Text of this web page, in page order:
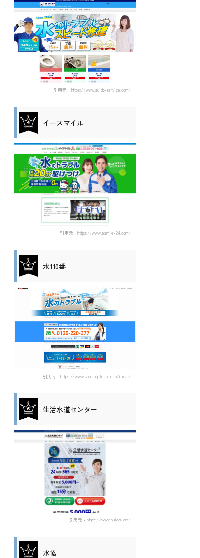
引用元：https://www.suido-service.com/
イースマイル
引用元：https://www.esmile-24.com/
水110番
引用元：https://www.sharing-tech.co.jp/mizu/
生活水道センター
引用元：https://www.suidou.org/
水協